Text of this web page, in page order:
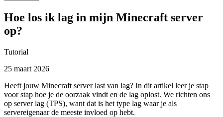
Hoe los ik lag in mijn Minecraft server
op?
Tutorial
25 maart 2026
Heeft jouw Minecraft server last van lag? In dit artikel leer je stap
voor stap hoe je de oorzaak vindt en de lag oplost. We richten ons
op server lag (TPS), want dat is het type lag waar je als
servereigenaar de meeste invloed op hebt.